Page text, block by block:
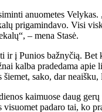
anuo­me­tes
pri­ga­min­da­vo. Vi­si
– me­na Sta­sė.
į Pu­nios baž­ny­čią. Bet
kal­ba pra­de­da­ma
sa­ko, dar
kai­muo­se daug
pa­da­ro tai, ko